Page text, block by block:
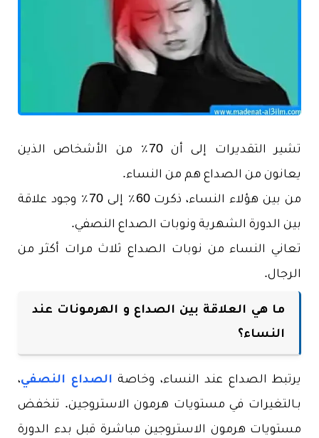
تشير التقديرات إلى أن 70٪ من الأشخاص الذين
يعانون من الصداع هم من النساء.
من بين هؤلاء النساء، ذكرت 60٪ إلى 70٪ وجود علاقة
بين الدورة الشهرية ونوبات الصداع النصفي.
تعاني النساء من نوبات الصداع ثلاث مرات أكثر من
الرجال.
ما هي العلاقة بين الصداع و الهرمونات عند
النساء؟
يرتبط الصداع عند النساء، وخاصة الصداع النصفي،
بـالتغيرات في مستويات هرمون الاستروجين. تنخفض
مستويات هرمون الاستروجين مباشرة قبل بدء الدورة